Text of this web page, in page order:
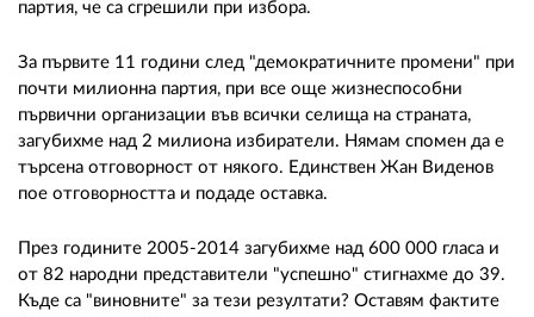
партия, че са сгрешили при избора.
За първите 11 години след "демократичните промени" при
почти милионна партия, при все още жизнеспособни
първични организации във всички селища на страната,
загубихме над 2 милиона избиратели. Нямам спомен да е
търсена отговорност от някого. Единствен Жан Виденов
пое отговорността и подаде оставка.
През годините 2005-2014 загубихме над 600 000 гласа и
от 82 народни представители "успешно" стигнахме до 39.
Къде са "виновните" за тези резултати? Оставям фактите